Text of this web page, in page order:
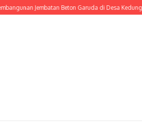
Jembatan Beton Garuda di Desa Kedungoleng